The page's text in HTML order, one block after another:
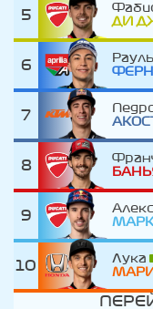
5
ДИ
6
Рауль
7
8
9
Алекс
10
Лука